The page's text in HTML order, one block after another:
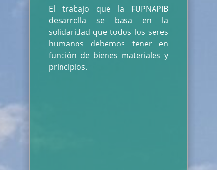
El trabajo que la FUPNAPIB
desarrolla se basa en la
solidaridad que todos los seres
humanos debemos tener en
función de bienes materiales y
principios.